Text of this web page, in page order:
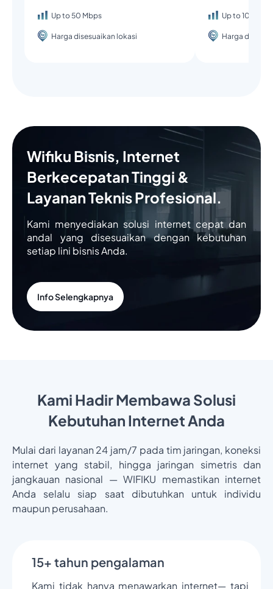
Up to 50 Mbps
Harga disesuaikan lokasi
Up to 100
Harga
Wifiku Bisnis, Internet
Berkecepatan Tinggi &
Layanan Teknis Profesional.
Kami menyediakan solusi internet cepat dan
andal yang disesuaikan dengan kebutuhan
setiap lini bisnis Anda.
Info Selengkapnya
Kami Hadir Membawa Solusi
Kebutuhan Internet Anda
Mulai dari layanan 24 jam/7 pada tim jaringan, koneksi
internet yang stabil, hingga jaringan simetris dan
jangkauan nasional — WIFIKU memastikan internet
Anda selalu siap saat dibutuhkan untuk individu
maupun perusahaan.
15+ tahun pengalaman
Kami tidak hanya menawarkan internet— tapi